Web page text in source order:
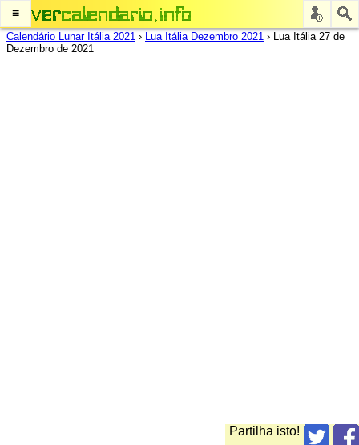
≡
Calendário Lunar Itália 2021 › Lua Itália Dezembro 2021 › Lua Itália 27 de
Dezembro de 2021
Partilha isto!